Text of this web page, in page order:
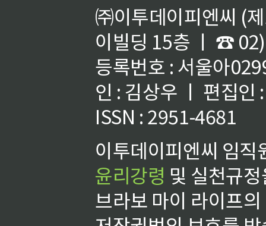
㈜이투데이피엔씨 (
이빌딩 15층 ㅣ ☎
등록번호 : 서울아
인 : 김상우 ㅣ 편집인
ISSN : 2951-4681
이투데이피엔씨 임
윤리강령 및 실천규
브라보 마이 라이프